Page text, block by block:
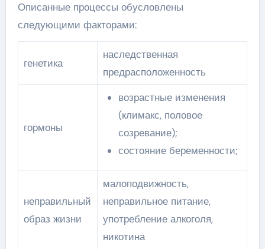
Описанные процессы обусловлены
следующими факторами:
генетика
наследственная
предрасположенность
гормоны
возрастные изменения
(климакс, половое
созревание);
состояние беременности;
неправильный
образ жизни
малоподвижность,
неправильное питание,
употребление алкоголя,
никотина